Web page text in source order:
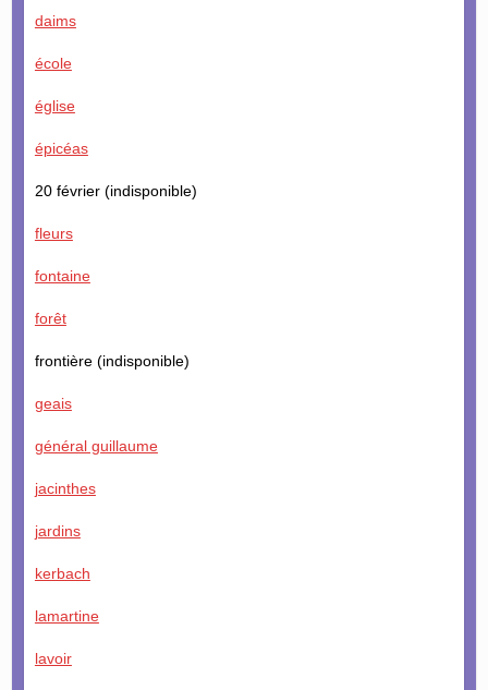
daims
école
église
épicéas
20 février (indisponible)
fleurs
fontaine
forêt
frontière (indisponible)
geais
général guillaume
jacinthes
jardins
kerbach
lamartine
lavoir